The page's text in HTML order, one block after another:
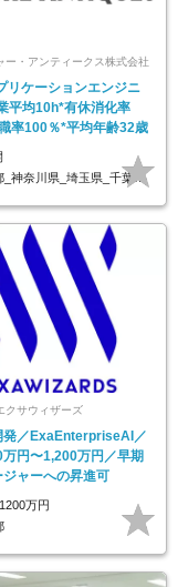
ー・アンティークス株式会社
リケーションエンジニ
平均10h*有休消化率
率100％*平均年齢32歳
奈川県_埼玉県_千葉県_大阪府
クサウィザーズ
発／ExaEnterpriseAI／
円〜1,200万円／早期
ャーへの昇進可
万円